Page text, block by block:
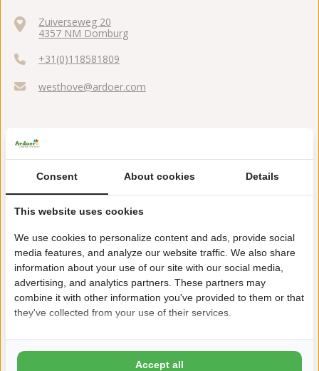
Zuiverseweg 20
4357 NM Domburg
+31(0)118581809
westhove@ardoer.com
À +/- 2 km de la plage et de Domburg
Terrain de jeu couvert Zwierelantijn
Maison de bain avec Wellness
Aire de jeux aquatique aventureuse
Consent About cookies Details
This website uses cookies
We use cookies to personalize content and ads, provide social
media features, and analyze our website traffic. We also share
information about your use of our site with our social media,
advertising, and analytics partners. These partners may
combine it with other information you've provided to them or that
they've collected from your use of their services.
Accept all